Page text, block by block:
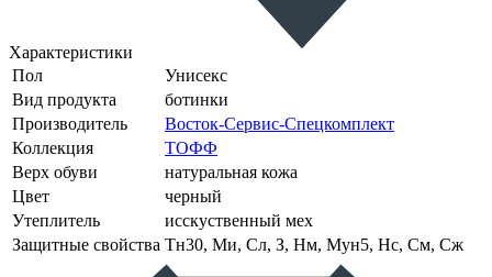
Характеристики
Пол
Унисекс
Вид продукта
ботинки
Производитель
Восток-Сервис-Спецкомплект
Коллекция
ТОФФ
Верх обуви
натуральная кожа
Цвет
черный
Утеплитель
исскуственный мех
Защитные свойства Тн30, Ми, Сл, З, Нм, Мун5, Нс, См, Сж